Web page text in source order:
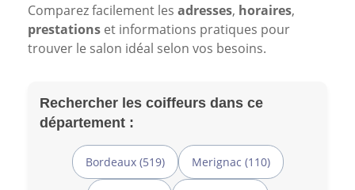
Comparez facilement les adresses, horaires,
prestations et informations pratiques pour
trouver le salon idéal selon vos besoins.
Rechercher les coiffeurs dans ce
département :
Bordeaux (519) Merignac (110)